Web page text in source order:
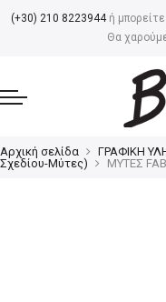
(+30) 210 8223944ή
Θα
Αρχική σελίδα ΓΡΑΦΙΚΗ
Σχεδίου-Μύτες)
ΜΥΤΕΣ